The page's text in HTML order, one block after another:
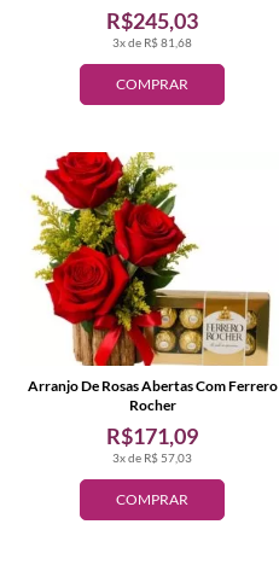
COMPRAR
3x de R$ 81,68
R$245,03
COMPRAR
3x de R$ 57,03
R$171,09
Arranjo De Rosas Abertas Com Ferrero
Rocher